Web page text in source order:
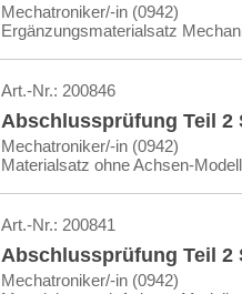
Mechatroniker/-in (0942)
Ergänzungsmaterialsatz
Art.-Nr.: 200846
Abschlussprüfung Teil 2
Mechatroniker/-in (0942)
Materialsatz ohne Achsen-
Art.-Nr.: 200841
Abschlussprüfung Teil 2
Mechatroniker/-in (0942)